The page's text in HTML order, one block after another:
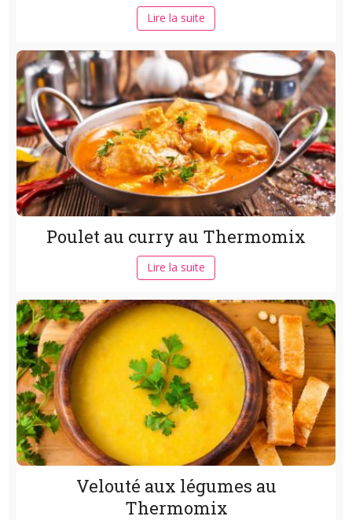
Lire la suite
Poulet au curry au Thermomix
Lire la suite
Velouté aux légumes au
Thermomix